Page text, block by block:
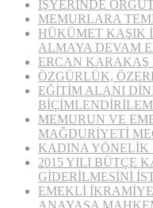
İŞYERİNDE
MEMURLARA
HÜKÜMET KAŞIK
ALMAYA DEVAM
ERCAN
ÖZGÜRLÜK,
EĞİTİM ALANI
MEMURUN VE
MAĞDURİYETİ
KADINA YÖNELİK
2015 YILI BÜTÇE
GİDERİLMESİNİ
EMEKLİ
ANAYASA